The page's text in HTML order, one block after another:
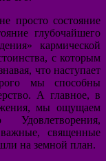
просто состояние
глубочайшего
кармической
с которым
что наступает
мы способны
А главное, в
мы ощущаем
Удовлетворения,
священные
на земной план.